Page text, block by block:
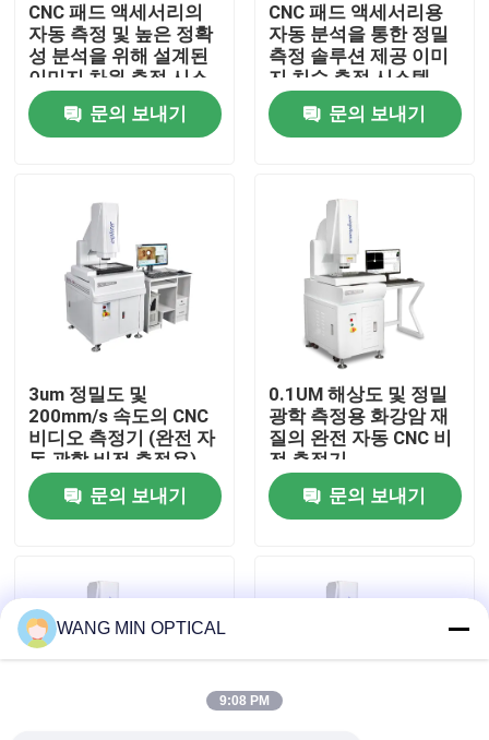
비디오
우리 에 관한 것
공장 투어
품질 관리
저희와 연락
사건
CNC 패드 액세서리의
자동 측정 및 높은 정확
성 분석을 위해 설계된
이미지 차원 측정 시스
템
문의 보내기
CNC 패드 액세서리용
자동 분석을 통한 정밀
측정 솔루션 제공 이미
지 치수 측정 시스템
문의 보내기
3um 정밀도 및
200mm/s 속도의 CNC
비디오 측정기 (완전 자
동 광학 비전 측정용)
문의 보내기
0.1UM 해상도 및 정밀
광학 측정용 화강암 재
질의 완전 자동 CNC 비
전 측정기
문의 보내기
WANG MIN OPTICAL
9:08 PM